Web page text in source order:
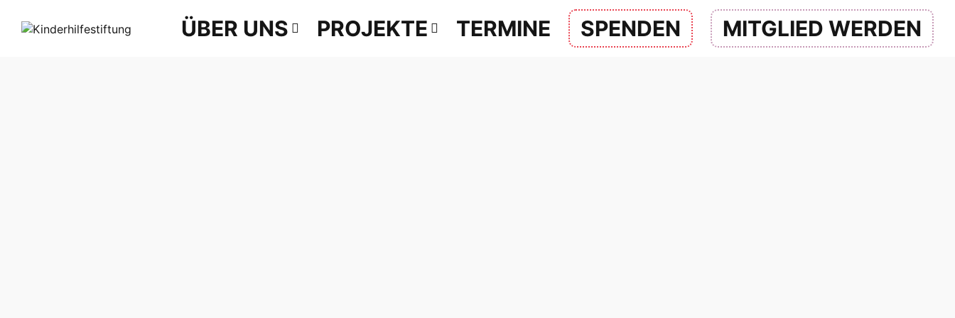
ÜBER UNS PROJEKTE TERMINE SPENDEN MITGLIED WERDEN